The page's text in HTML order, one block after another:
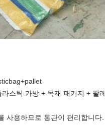
스틱 가방 + 목재 패키지 + 팔
사용하므로 통관이 편리합니